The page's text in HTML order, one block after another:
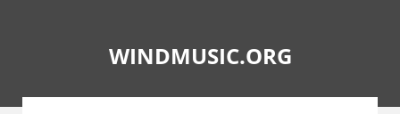
WINDMUSIC.ORG